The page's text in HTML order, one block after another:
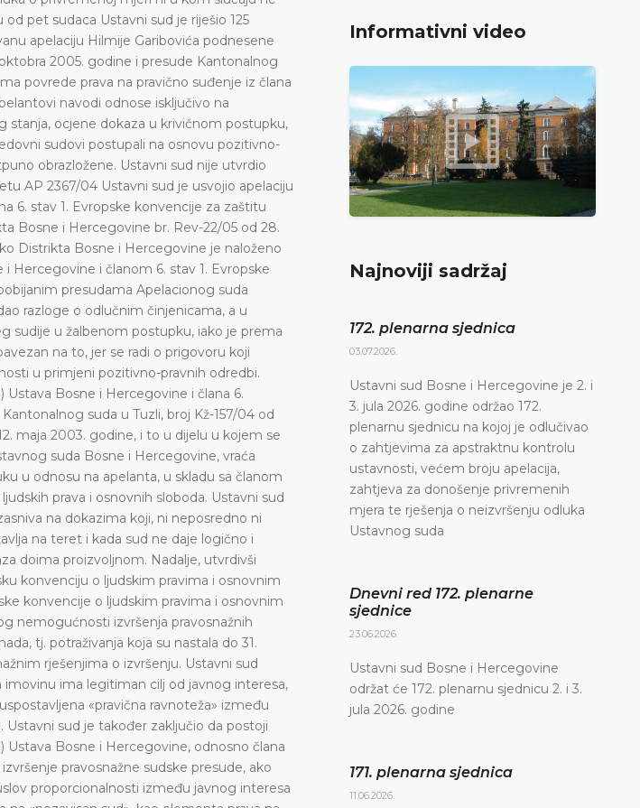
Informativni video
Najnoviji sadržaj
172. plenarna sjednica
03.07.2026.
Ustavni sud Bosne i Hercegovine je 2. i
3. jula 2026. godine održao 172.
plenarnu sjednicu na kojoj je odlučivao
o zahtjevima za apstraktnu kontrolu
ustavnosti, većem broju apelacija,
zahtjeva za donošenje privremenih
mjera te rješenja o neizvršenju odluka
Ustavnog suda
Dnevni red 172. plenarne
sjednice
23.06.2026.
Ustavni sud Bosne i Hercegovine
održat će 172. plenarnu sjednicu 2. i 3.
jula 2026. godine
171. plenarna sjednica
11.06.2026.